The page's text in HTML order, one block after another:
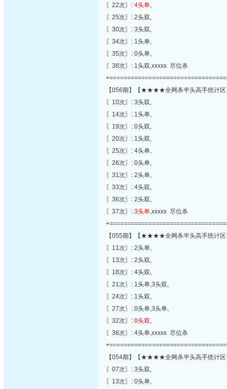
〖22次〗: 4头单,
〖25次〗: 2头双,
〖30次〗: 3头双,
〖34次〗: 1头单,
〖35次〗: 0头单,
〖38次〗: 1头双,xxxxx 尽位杀
【056期】【★★★★全网杀半头高手统计
〖10次〗: 3头双,
〖14次〗: 1头单,
〖19次〗: 0头双,
〖20次〗: 1头双,
〖25次〗: 4头单,
〖26次〗: 0头单,
〖31次〗: 2头单,
〖33次〗: 4头双,
〖36次〗: 2头双,
〖37次〗: 3头单,xxxxx 尽位杀
【055期】【★★★★全网杀半头高手统计
〖11次〗: 2头单,
〖13次〗: 2头双,
〖18次〗: 4头双,
〖21次〗: 1头单,3头双,
〖24次〗: 1头双,
〖27次〗: 0头单,3头单,
〖32次〗: 0头双,
〖36次〗: 4头单,xxxxx 尽位杀
【054期】【★★★★全网杀半头高手统计
〖07次〗: 3头双,
〖13次〗: 0头单,